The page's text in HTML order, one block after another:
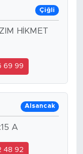
Çiğli
HİKMET
69 99
Alsancak
A
48 92